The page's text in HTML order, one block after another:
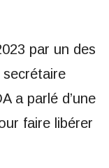
par un des
a parlé d’une
faire libérer